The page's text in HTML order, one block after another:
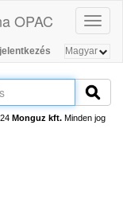
OPAC
Monguz kft.Minden jog